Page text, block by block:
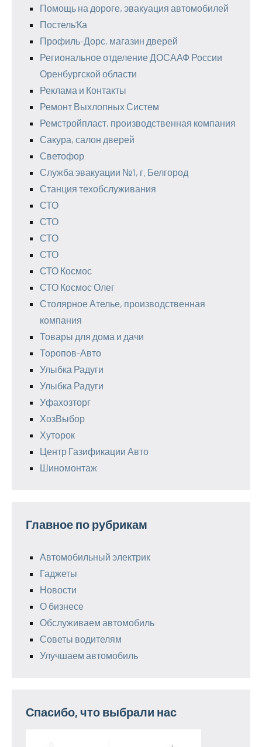
Помощь на дороге, эвакуация автомобилей
Постель’Ка
Профиль-Дорс, магазин дверей
Региональное отделение ДОСААФ России
Оренбургской области
Реклама и Контакты
Ремонт Выхлопных Систем
Ремстройпласт, производственная компания
Сакура, салон дверей
Светофор
Служба эвакуации №1, г. Белгород
Станция техобслуживания
СТО
СТО
СТО
СТО
СТО Космос
СТО Космос Олег
Столярное Ателье, производственная
компания
Товары для дома и дачи
Торопов-Авто
Улыбка Радуги
Улыбка Радуги
Уфахозторг
ХозВыбор
Хуторок
Центр Газификации Авто
Шиномонтаж
Главное по рубрикам
Автомобильный электрик
Гаджеты
Новости
О бизнесе
Обслуживаем автомобиль
Советы водителям
Улучшаем автомобиль
Спасибо, что выбрали нас